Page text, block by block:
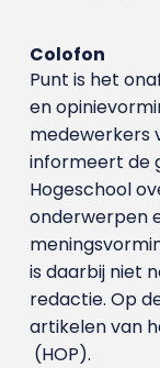
Colofon
Punt is het
en
medewerkers
informeert de
Hogeschool
onderwerpen
is daarbij niet
redactie. Op
artikelen van
(HOP).